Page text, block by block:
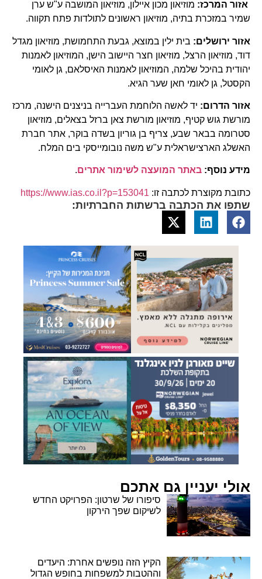
אזור המרכז:מוזיאון מכון איילון, מוזיאון המושבה ע"ש ערן
שמיר במזכרת בתיה, מוזיאון ראשונים לתולדות פתח תקווה.
אזור ירושלים:בית ילין במוצא, גבעת התחמושת, מוזיאון מגדל
דוד, מוזיאון הרצל, מוזיאון חצר היישוב הישן, המוזיאון לאמנות
יהודית בהיכל שלמה, המוזיאון לאמנות האיסלאם, גן לאומי
הקסטל, גן לאומי חאן שער הגיא.
אזור הדרום:יד לאשה הלוחמת העברייה בניצנים הישנה, מרכז
מורשת גוש קטיף, מוזיאון מורשת צאן ברזל בצאלים, מוזיאון
סטרומה בבאר שבע, צריף בן גוריון בשדה בוקר, אתר חברת
האשלג הארצישראלית ע"ש משה נובומייסקי בים המלח.
מידע נוסף: באתר המועצה לשימור אתרים.
כתובת מקוצרת לכתבה זו: https://www.ias.co.il?p=153041
שתפו את הכתבה ברשתות החברתיות:
אולי יעניין גם אתכם
סיפורו של שרטון: הפרויקט החדש
לשיקום שפך הירקון
הקיץ הזה נופשים אחרת: היעדים
וההטבות למשפחות בחופש הגדול